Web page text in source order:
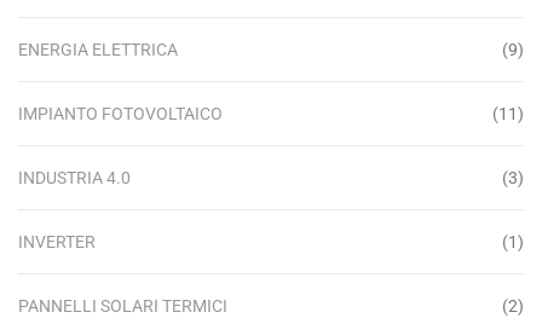
ENERGIA ELETTRICA (9)
IMPIANTO FOTOVOLTAICO (11)
INDUSTRIA 4.0 (3)
INVERTER (1)
PANNELLI SOLARI TERMICI (2)